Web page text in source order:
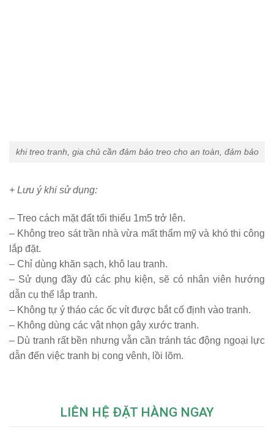
khi treo tranh, gia chủ cần đảm bảo treo cho an toàn, đảm bảo
+ Lưu ý khi sử dụng:
– Treo cách mặt đất tối thiểu 1m5 trở lên.
– Không treo sát trần nhà vừa mất thẩm mỹ và khó thi công
lắp đặt.
– Chỉ dùng khăn sạch, khô lau tranh.
– Sử dụng đầy đủ các phụ kiện, sẽ có nhân viên hướng
dẫn cụ thể lắp tranh.
– Không tự ý tháo các ốc vít được bắt cố định vào tranh.
– Không dùng các vật nhọn gây xước tranh.
– Dù tranh rất bền nhưng vẫn cần tránh tác động ngoại lực
dẫn đến việc tranh bị cong vênh, lồi lõm.
LIÊN HỆ ĐẶT HÀNG NGAY